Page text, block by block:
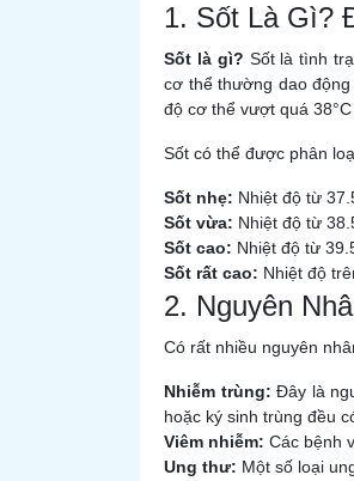
1. Sốt Là Gì?
Sốt là gì? Sốt là tình
cơ thể thường dao động
độ cơ thể vượt quá
Sốt có thể được phân
Sốt nhẹ: Nhiệt độ từ
Sốt vừa: Nhiệt độ từ
Sốt cao: Nhiệt độ từ
Sốt rất cao: Nhiệt độ
2. Nguyên
Có rất nhiều nguyên
Nhiễm trùng: Đây là
hoặc ký sinh trùng đều
Viêm nhiễm: Các bệnh
Ung thư: Một số loại